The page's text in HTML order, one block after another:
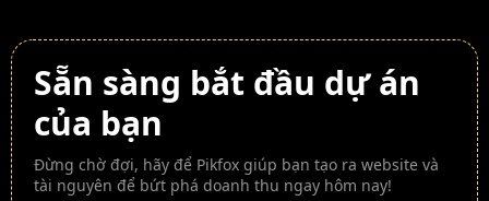
Sẵn sàng bắt đầu dự án
của bạn
Đừng chờ đợi, hãy để Pikfox giúp bạn tạo ra website và
tài nguyên để bứt phá doanh thu ngay hôm nay!